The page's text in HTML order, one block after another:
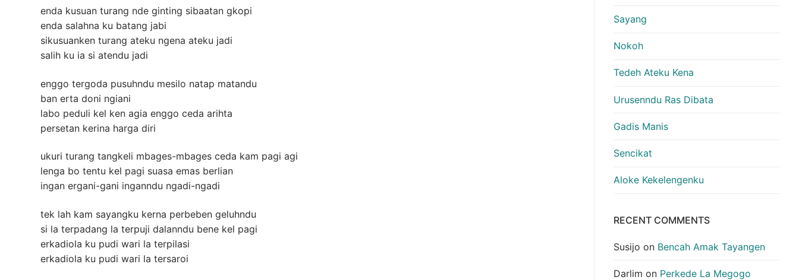
enda kusuan turang nde ginting sibaatan gkopi
enda salahna ku batang jabi
sikusuanken turang ateku ngena ateku jadi
salih ku ia si atendu jadi
enggo tergoda pusuhndu mesilo natap matandu
ban erta doni ngiani
labo peduli kel ken agia enggo ceda arihta
persetan kerina harga diri
ukuri turang tangkeli mbages-mbages ceda kam pagi agi
lenga bo tentu kel pagi suasa emas berlian
ingan ergani-gani inganndu ngadi-ngadi
tek lah kam sayangku kerna perbeben geluhndu
si la terpadang la terpuji dalanndu bene kel pagi
erkadiola ku pudi wari la terpilasi
erkadiola ku pudi wari la tersaroi
Sayang
Nokoh
Tedeh Ateku Kena
Urusenndu Ras Dibata
Gadis Manis
Sencikat
Aloke Kekelengenku
RECENT COMMENTS
Susijo on Bencah Amak Tayangen
Darlim on Perkede La Megogo